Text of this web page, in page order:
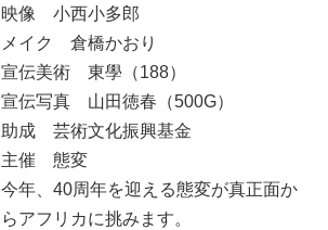
映像 小西小多郎
メイク 倉橋かおり
宣伝美術 東學（188）
宣伝写真 山田徳春（500G）
助成 芸術文化振興基金
主催 態変
今年、40周年を迎える態変が真正面か
らアフリカに挑みます。